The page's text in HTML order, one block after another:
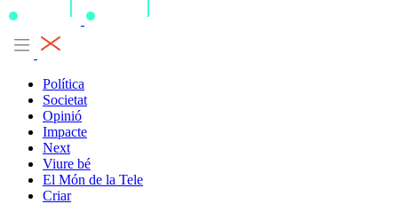
Política
Societat
Opinió
Impacte
Next
Viure bé
El Món de la Tele
Criar